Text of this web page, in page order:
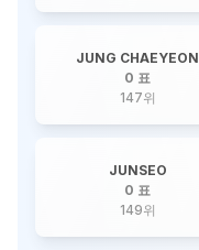
JUNG CHAEYEON
0 표
147위
JUNSEO
0 표
149위